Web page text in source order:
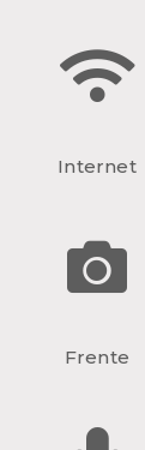
Internet
Frente